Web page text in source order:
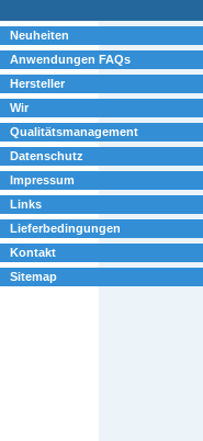
Neuheiten
Anwendungen FAQs
Hersteller
Wir
Qualitätsmanagement
Datenschutz
Impressum
Links
Lieferbedingungen
Kontakt
Sitemap